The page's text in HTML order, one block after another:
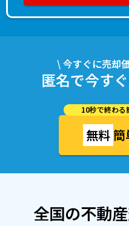
\ 今すぐに売却
匿名で今す
10秒で終わる
無料簡
全国の不動